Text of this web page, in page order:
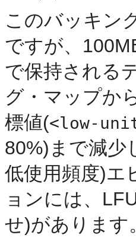
このバッキン
ですが、
で保持される
グ・マップか
標値(<low-
80%)まで減少
低使用頻度)エ
ョンには、
せ)があります